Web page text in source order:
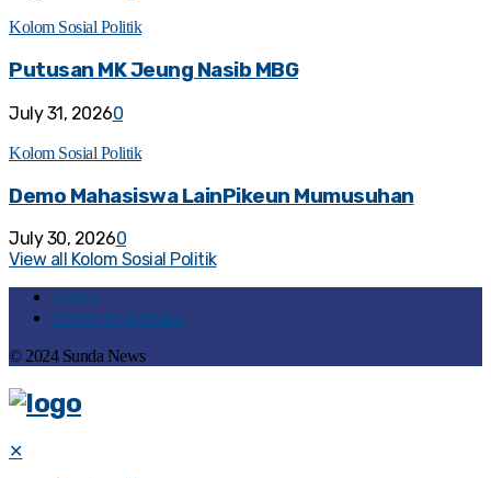
Kolom Sosial Politik
Putusan MK Jeung Nasib MBG
July 31, 20260
Kolom Sosial Politik
Demo Mahasiswa LainPikeun Mumusuhan
July 30, 20260
View all Kolom Sosial Politik
Home
Susunan Redaksi
© 2024 Sunda News
✕